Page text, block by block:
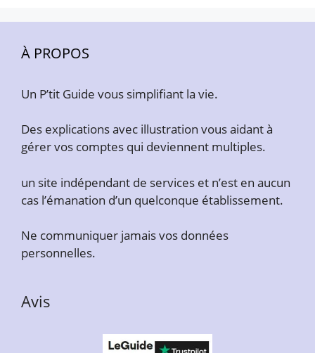
À PROPOS
Un P’tit Guide vous simplifiant la vie.
Des explications avec illustration vous aidant à
gérer vos comptes qui deviennent multiples.
un site indépendant de services et n’est en aucun
cas l’émanation d’un quelconque établissement.
Ne communiquer jamais vos données
personnelles.
Avis